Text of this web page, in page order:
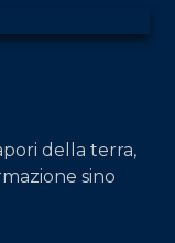
della terra,
sino